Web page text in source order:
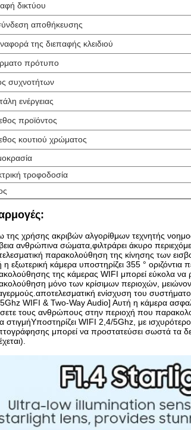
δικτύου
αποθήκευσης
της διεπαφής κλειδιού
πρότυπο
συχνοτήτων
ενέργειας
προϊόντος
κουτιού χρώματος
τροφοδοσία
της χρήσης ακριβών αλγορίθμων τεχνητής
ανθρώπινα σώματα,φιλτράρει άκυρο
παρακολούθηση της κίνησης των
η εξωτερική κάμερα υποστηρίζει 355 °
της κάμερας WIFI μπορεί εύκολα να
μόνο των κρίσιμων περιοχών,
ενίσχυση του
WIFI & Two-Way Audio] Αυτή η κάμερα
τους ανθρώπους στην περιοχή που
στιγμήΥποστηρίζει WIFI 2,4/5Ghz, με
μπορεί να προστατεύσει σωστά τα